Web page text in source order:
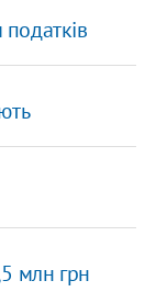
млн грн